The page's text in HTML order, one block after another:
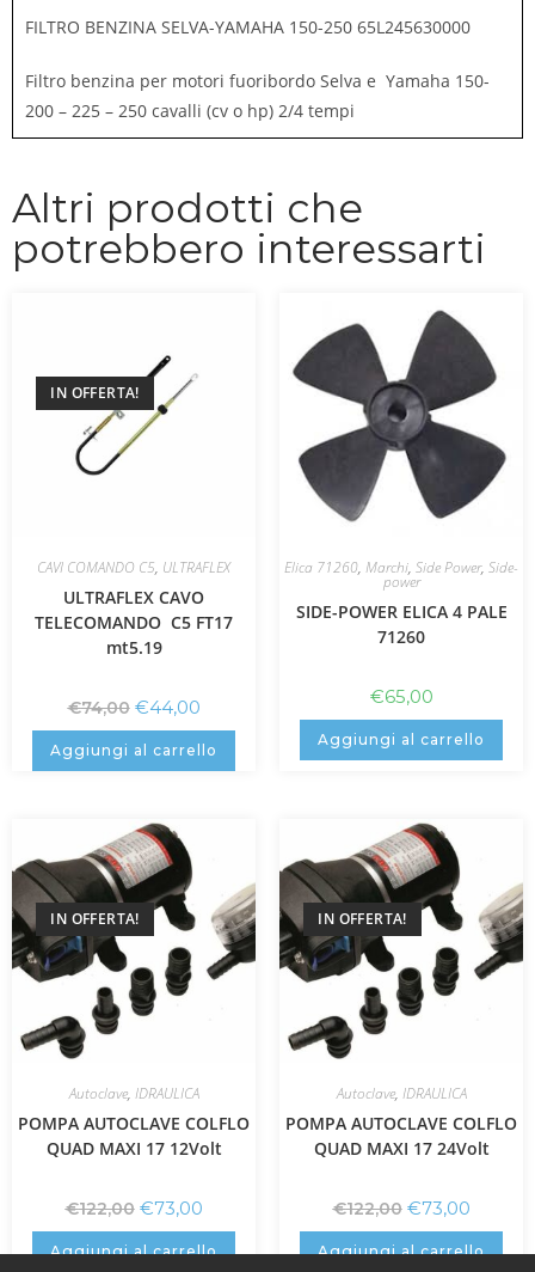
FILTRO BENZINA SELVA-YAMAHA 150-250 65L245630000
Filtro benzina per motori fuoribordo Selva e Yamaha 150-
200 – 225 – 250 cavalli (cv o hp) 2/4 tempi
Altri prodotti che
potrebbero interessarti
IN OFFERTA!
CAVI COMANDO C5, ULTRAFLEX
ULTRAFLEX CAVO
TELECOMANDO C5 FT17
mt5.19
€74,00 €44,00
Aggiungi al carrello
Elica 71260, Marchi, Side Power, Side-
power
SIDE-POWER ELICA 4 PALE
71260
€65,00
Aggiungi al carrello
IN OFFERTA!
Autoclave, IDRAULICA
POMPA AUTOCLAVE COLFLO
QUAD MAXI 17 12Volt
€122,00 €73,00
Aggiungi al carrello
IN OFFERTA!
Autoclave, IDRAULICA
POMPA AUTOCLAVE COLFLO
QUAD MAXI 17 24Volt
€122,00 €73,00
Aggiungi al carrello